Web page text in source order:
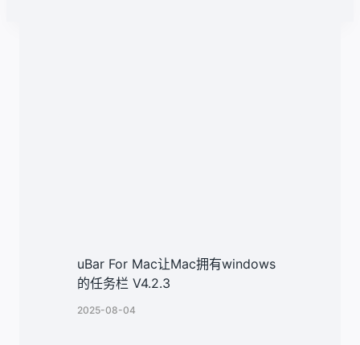
uBar For Mac让Mac拥有windows
的任务栏 V4.2.3
2025-08-04